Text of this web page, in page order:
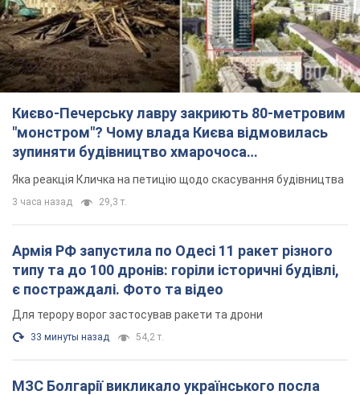
Києво-Печерську лавру закриють 80-метровим
"монстром"? Чому влада Києва відмовилась
зупиняти будівництво хмарочоса
"московського вірянина"
Яка реакція Кличка на петицію щодо скасування будівництва
3 часа назад 29,3 т.
Армія РФ запустила по Одесі 11 ракет різного
типу та до 100 дронів: горіли історичні будівлі,
є постраждалі. Фото та відео
Для терору ворог застосував ракети та дрони
33 минуты назад 54,2 т.
МЗС Болгарії викликало українського посла